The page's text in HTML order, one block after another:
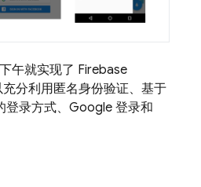
午就实现了 Firebase
分利用匿名身份验证、基于
登录方式、Google 登录和